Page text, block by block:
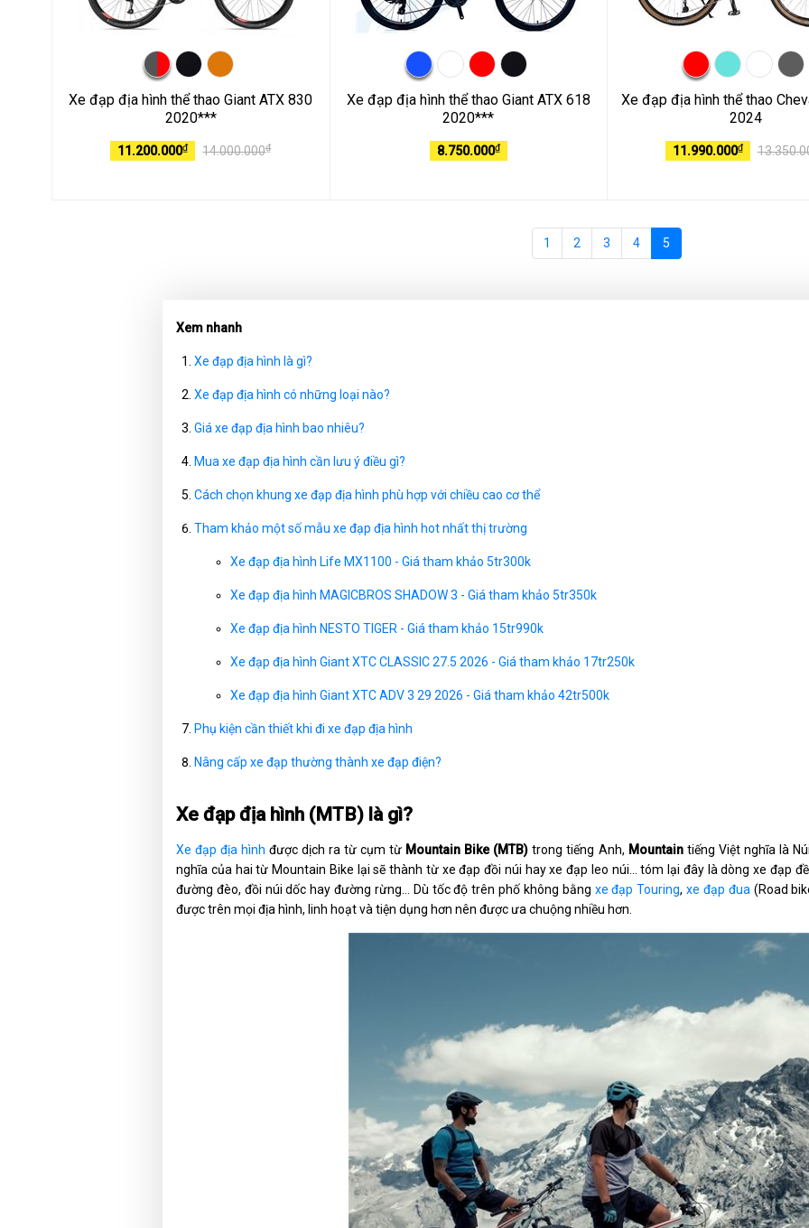
Xe đạp địa hình thể thao Giant ATX 830
2020***
11.200.000₫ 14.000.000₫
Xe đạp địa hình thể thao Giant ATX 618
2020***
8.750.000₫
Xe đạp địa hình thể thao
2024
11.990.000₫
1 2 3 4 5
Xem nhanh
Xe đạp địa hình là gì?
Xe đạp địa hình có những loại nào?
Giá xe đạp địa hình bao nhiêu?
Mua xe đạp địa hình cần lưu ý điều gì?
Cách chọn khung xe đạp địa hình phù hợp với chiều cao cơ thể
Tham khảo một số mẫu xe đạp địa hình hot nhất thị trường
Xe đạp địa hình Life MX1100 - Giá tham khảo 5tr300k
Xe đạp địa hình MAGICBROS SHADOW 3 - Giá tham khảo 5tr350k
Xe đạp địa hình NESTO TIGER - Giá tham khảo 15tr990k
Xe đạp địa hình Giant XTC CLASSIC 27.5 2026 - Giá tham khảo 17tr250k
Xe đạp địa hình Giant XTC ADV 3 29 2026 - Giá tham khảo 42tr500k
Phụ kiện cần thiết khi đi xe đạp địa hình
Nâng cấp xe đạp thường thành xe đạp điện?
Xe đạp địa hình (MTB) là gì?
Xe đạp địa hình được dịch ra từ cụm từ Mountain Bike (MTB)trong tiếng Anh, Mountaintiếng Việt nghĩa là
nghĩa của hai từ Mountain Bike lại sẽ thành từ xe đạp đồi núi hay xe đạp leo núi... tóm lại đây là dòng xe đạp
đường đèo, đồi núi dốc hay đường rừng… Dù tốc độ trên phố không bằng xe đạp Touring,xe đạp đua(Road
được trên mọi địa hình, linh hoạt và tiện dụng hơn nên được ưa chuộng nhiều hơn.